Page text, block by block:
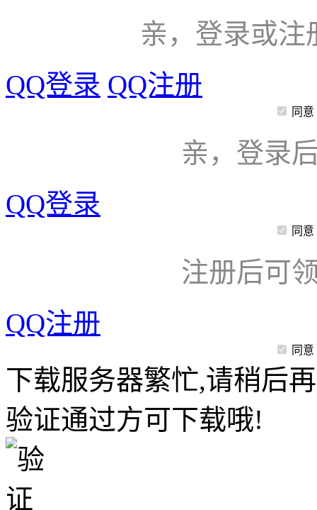
亲，登录或注
QQ登录 QQ注册
同意
亲，登录
QQ登录
同意
注册后可
QQ注册
同意
下载服务器繁忙,请稍后
验证通过方可下载哦!